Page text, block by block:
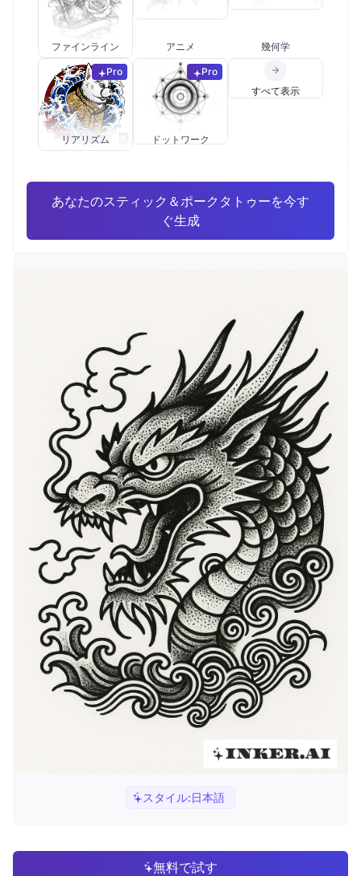
スタイル:日本語
ファインライン アニメ 幾何学
Pro
リアリズム
Pro
ドットワーク
すべて表示
あなたのスティック＆ポークタトゥーを今す
ぐ生成
無料で試す